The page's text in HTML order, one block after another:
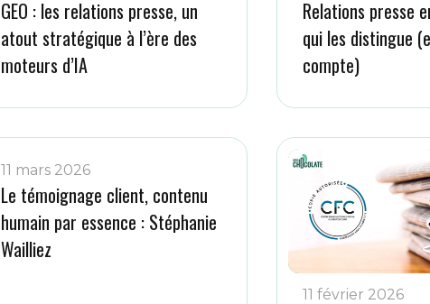
GEO : les relations presse, un
atout stratégique à l’ère des
moteurs d’IA
Relations presse
qui les distingue
compte)
11 mars 2026
Le témoignage client, contenu
humain par essence : Stéphanie
Wailliez
11 février 2026